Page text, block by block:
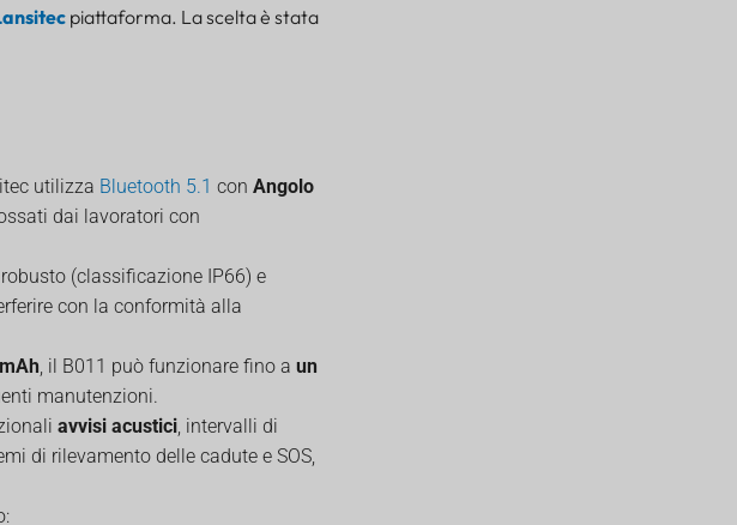
piattaforma. La scelta è stata
utilizza Bluetooth 5.1 con Angolo
dai lavoratori con
(classificazione IP66) e
con la conformità alla
, il B011 può funzionare fino a un
manutenzioni.
avvisi acustici, intervalli di
di rilevamento delle cadute e SOS,